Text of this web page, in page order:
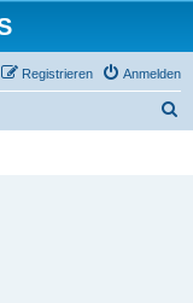
Anmelden
Registrieren